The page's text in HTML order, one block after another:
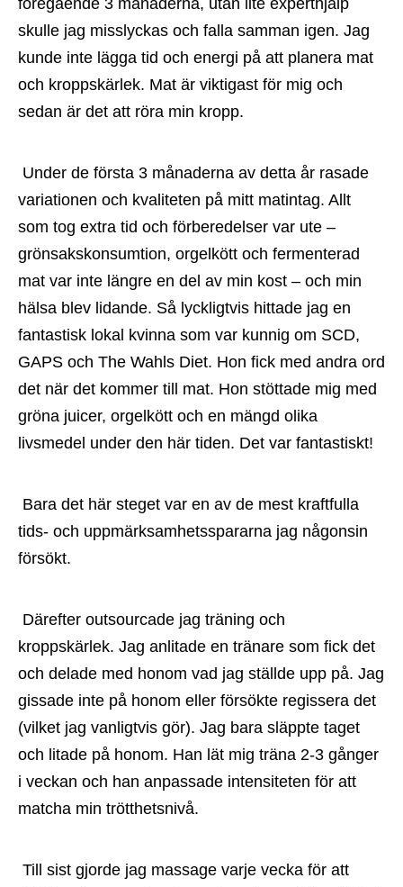
föregående 3 månaderna, utan lite experthjälp
skulle jag misslyckas och falla samman igen. Jag
kunde inte lägga tid och energi på att planera mat
och kroppskärlek. Mat är viktigast för mig och
sedan är det att röra min kropp.
variationen och kvaliteten på mitt matintag. Allt
som tog extra tid och förberedelser var ute –
grönsakskonsumtion, orgelkött och fermenterad
mat var inte längre en del av min kost – och min
hälsa blev lidande. Så lyckligtvis hittade jag en
fantastisk lokal kvinna som var kunnig om SCD,
GAPS och The Wahls Diet. Hon fick med andra ord
det när det kommer till mat. Hon stöttade mig med
gröna juicer, orgelkött och en mängd olika
livsmedel under den här tiden. Det var fantastiskt!
tids- och uppmärksamhetsspararna jag någonsin
försökt.
kroppskärlek. Jag anlitade en tränare som fick det
och delade med honom vad jag ställde upp på. Jag
gissade inte på honom eller försökte regissera det
(vilket jag vanligtvis gör). Jag bara släppte taget
och litade på honom. Han lät mig träna 2-3 gånger
i veckan och han anpassade intensiteten för att
matcha min trötthetsnivå.